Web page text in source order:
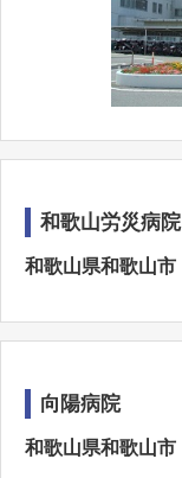
和歌山労災病院
和歌山県和歌山
向陽病院
和歌山県和歌山